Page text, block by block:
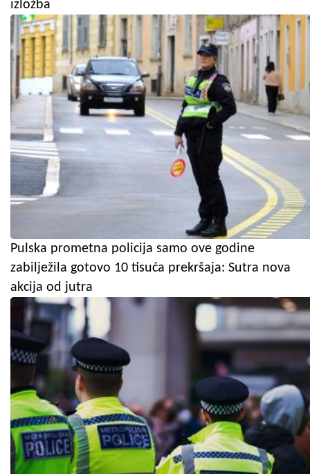
izložba
Pulska prometna policija samo ove godine
zabilježila gotovo 10 tisuća prekršaja: Sutra nova
akcija od jutra